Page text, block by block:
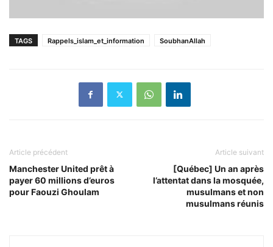
TAGS Rappels_islam_et_information SoubhanAllah
Article précédent
Manchester United prêt à
payer 60 millions d’euros
pour Faouzi Ghoulam
Article suivant
[Québec] Un an après
l’attentat dans la mosquée,
musulmans et non
musulmans réunis